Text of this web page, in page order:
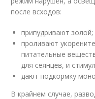
после всходов:
припудривают золой;
проливают
питательные
для сеянцев, и
дают подкормку
В крайнем случае,